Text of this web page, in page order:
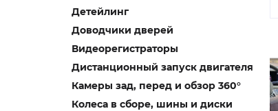
Детейлинг
Доводчики дверей
Видеорегистраторы
Дистанционный запуск двигателя
Камеры зад, перед и обзор 360°
Колеса в сборе, шины и диски